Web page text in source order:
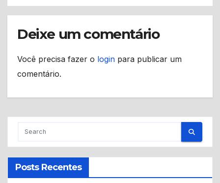
Deixe um comentário
Você precisa fazer o login para publicar um
comentário.
Posts Recentes